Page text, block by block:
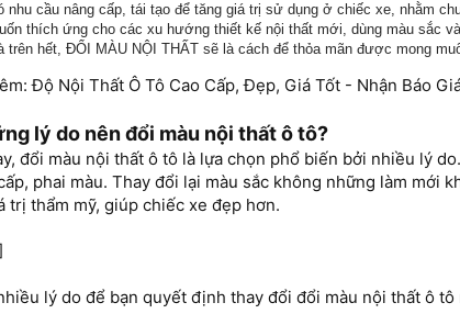
nhu cầu nâng cấp, tái tạo để tăng giá trị sử dụng ở chiếc xe, nhằm
thích ứng cho các xu hướng thiết kế nội thất mới, dùng màu sắc
trên hết, ĐỔI MÀU NỘI THẤT sẽ là cách để thỏa mãn được mong
Độ Nội Thất Ô Tô Cao Cấp, Đẹp, Giá Tốt - Nhận Báo
lý do nên đổi màu nội thất ô tô?
đổi màu nội thất ô tô là lựa chọn phổ biến bởi nhiều lý
phai màu. Thay đổi lại màu sắc không những làm mới
trị thẩm mỹ, giúp chiếc xe đẹp hơn.
lý do để bạn quyết định thay đổi đổi màu nội thất ô tô